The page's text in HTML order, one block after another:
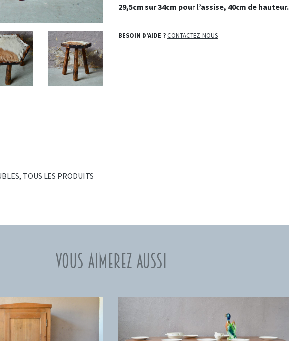
, TOUS LES PRODUITS
29,5cm sur 34cm pour l’assise, 40cm de hauteur.
BESOIN D'AIDE ?CONTACTEZ-NOUS
Vous aimerez aussi